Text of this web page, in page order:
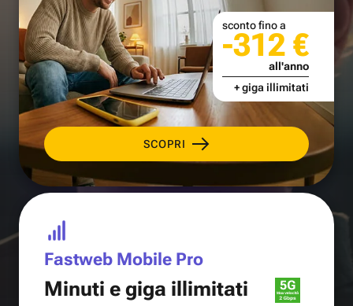
SCOPRI
sconto fino a
-312 €
all'anno
+ giga illimitati
Fastweb Mobile Pro
Minuti e giga illimitati